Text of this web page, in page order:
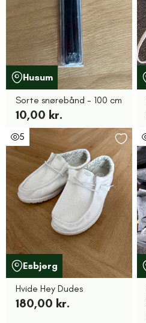
Husum
Sorte snørebånd - 100 cm
10,00 kr.
5
Esbjerg
Hvide Hey Dudes
180,00 kr.